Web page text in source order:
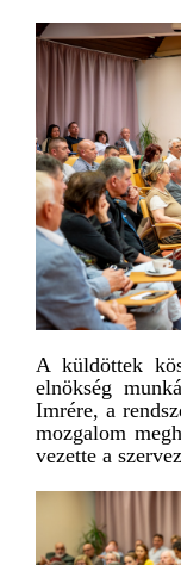
A küldöttek
elnökség
Imrére, a
mozgalom
vezette a